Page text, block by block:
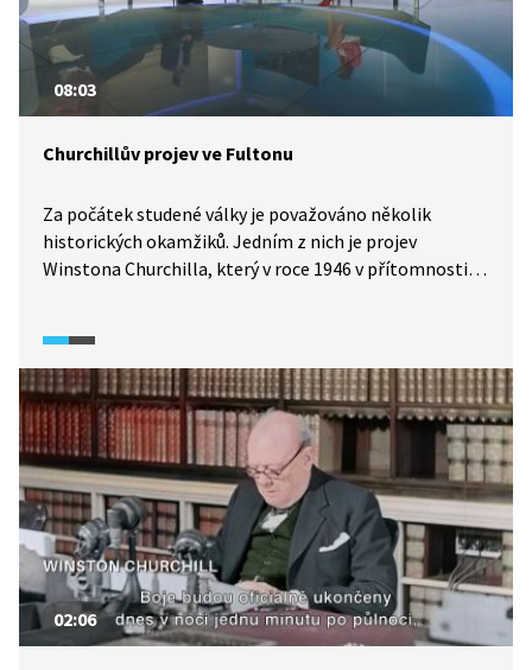
08:03
Churchillův projev ve Fultonu
Za počátek studené války je považováno několik
historických okamžiků. Jedním z nich je projev
Winstona Churchilla, který v roce 1946 v přítomnosti
poměry v Evropě nedlouho po skončení druhé světové
války. Právě v něm Churchill poprvé použil slova
o železné oponě spuštěné napříč Evropou.
02:06